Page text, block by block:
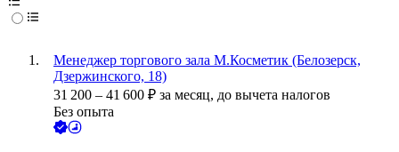
Менеджер торгового зала М.Косметик (Белозерск,
Дзержинского, 18)
31 200 – 41 600 ₽ за месяц, до вычета налогов
Без опыта